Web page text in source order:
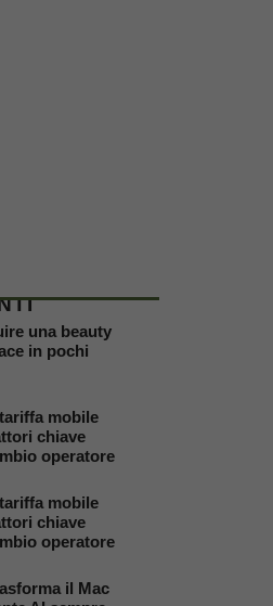
una beauty
in pochi
mobile
chiave
operatore
mobile
chiave
operatore
il Mac